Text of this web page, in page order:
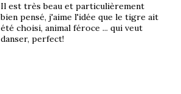
Il est très beau et particulièrement
bien pensé, j'aime l'idée que le tigre ait
été choisi, animal féroce ... qui veut
danser, perfect!